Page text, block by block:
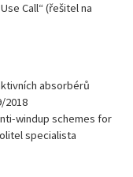
Call“ (řešitel na
absorbérů
2018
windup schemes for
specialista